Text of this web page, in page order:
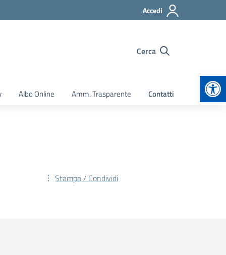
Accedi
Cerca
Albo Online Amm. Trasparente Contatti
Stampa / Condividi